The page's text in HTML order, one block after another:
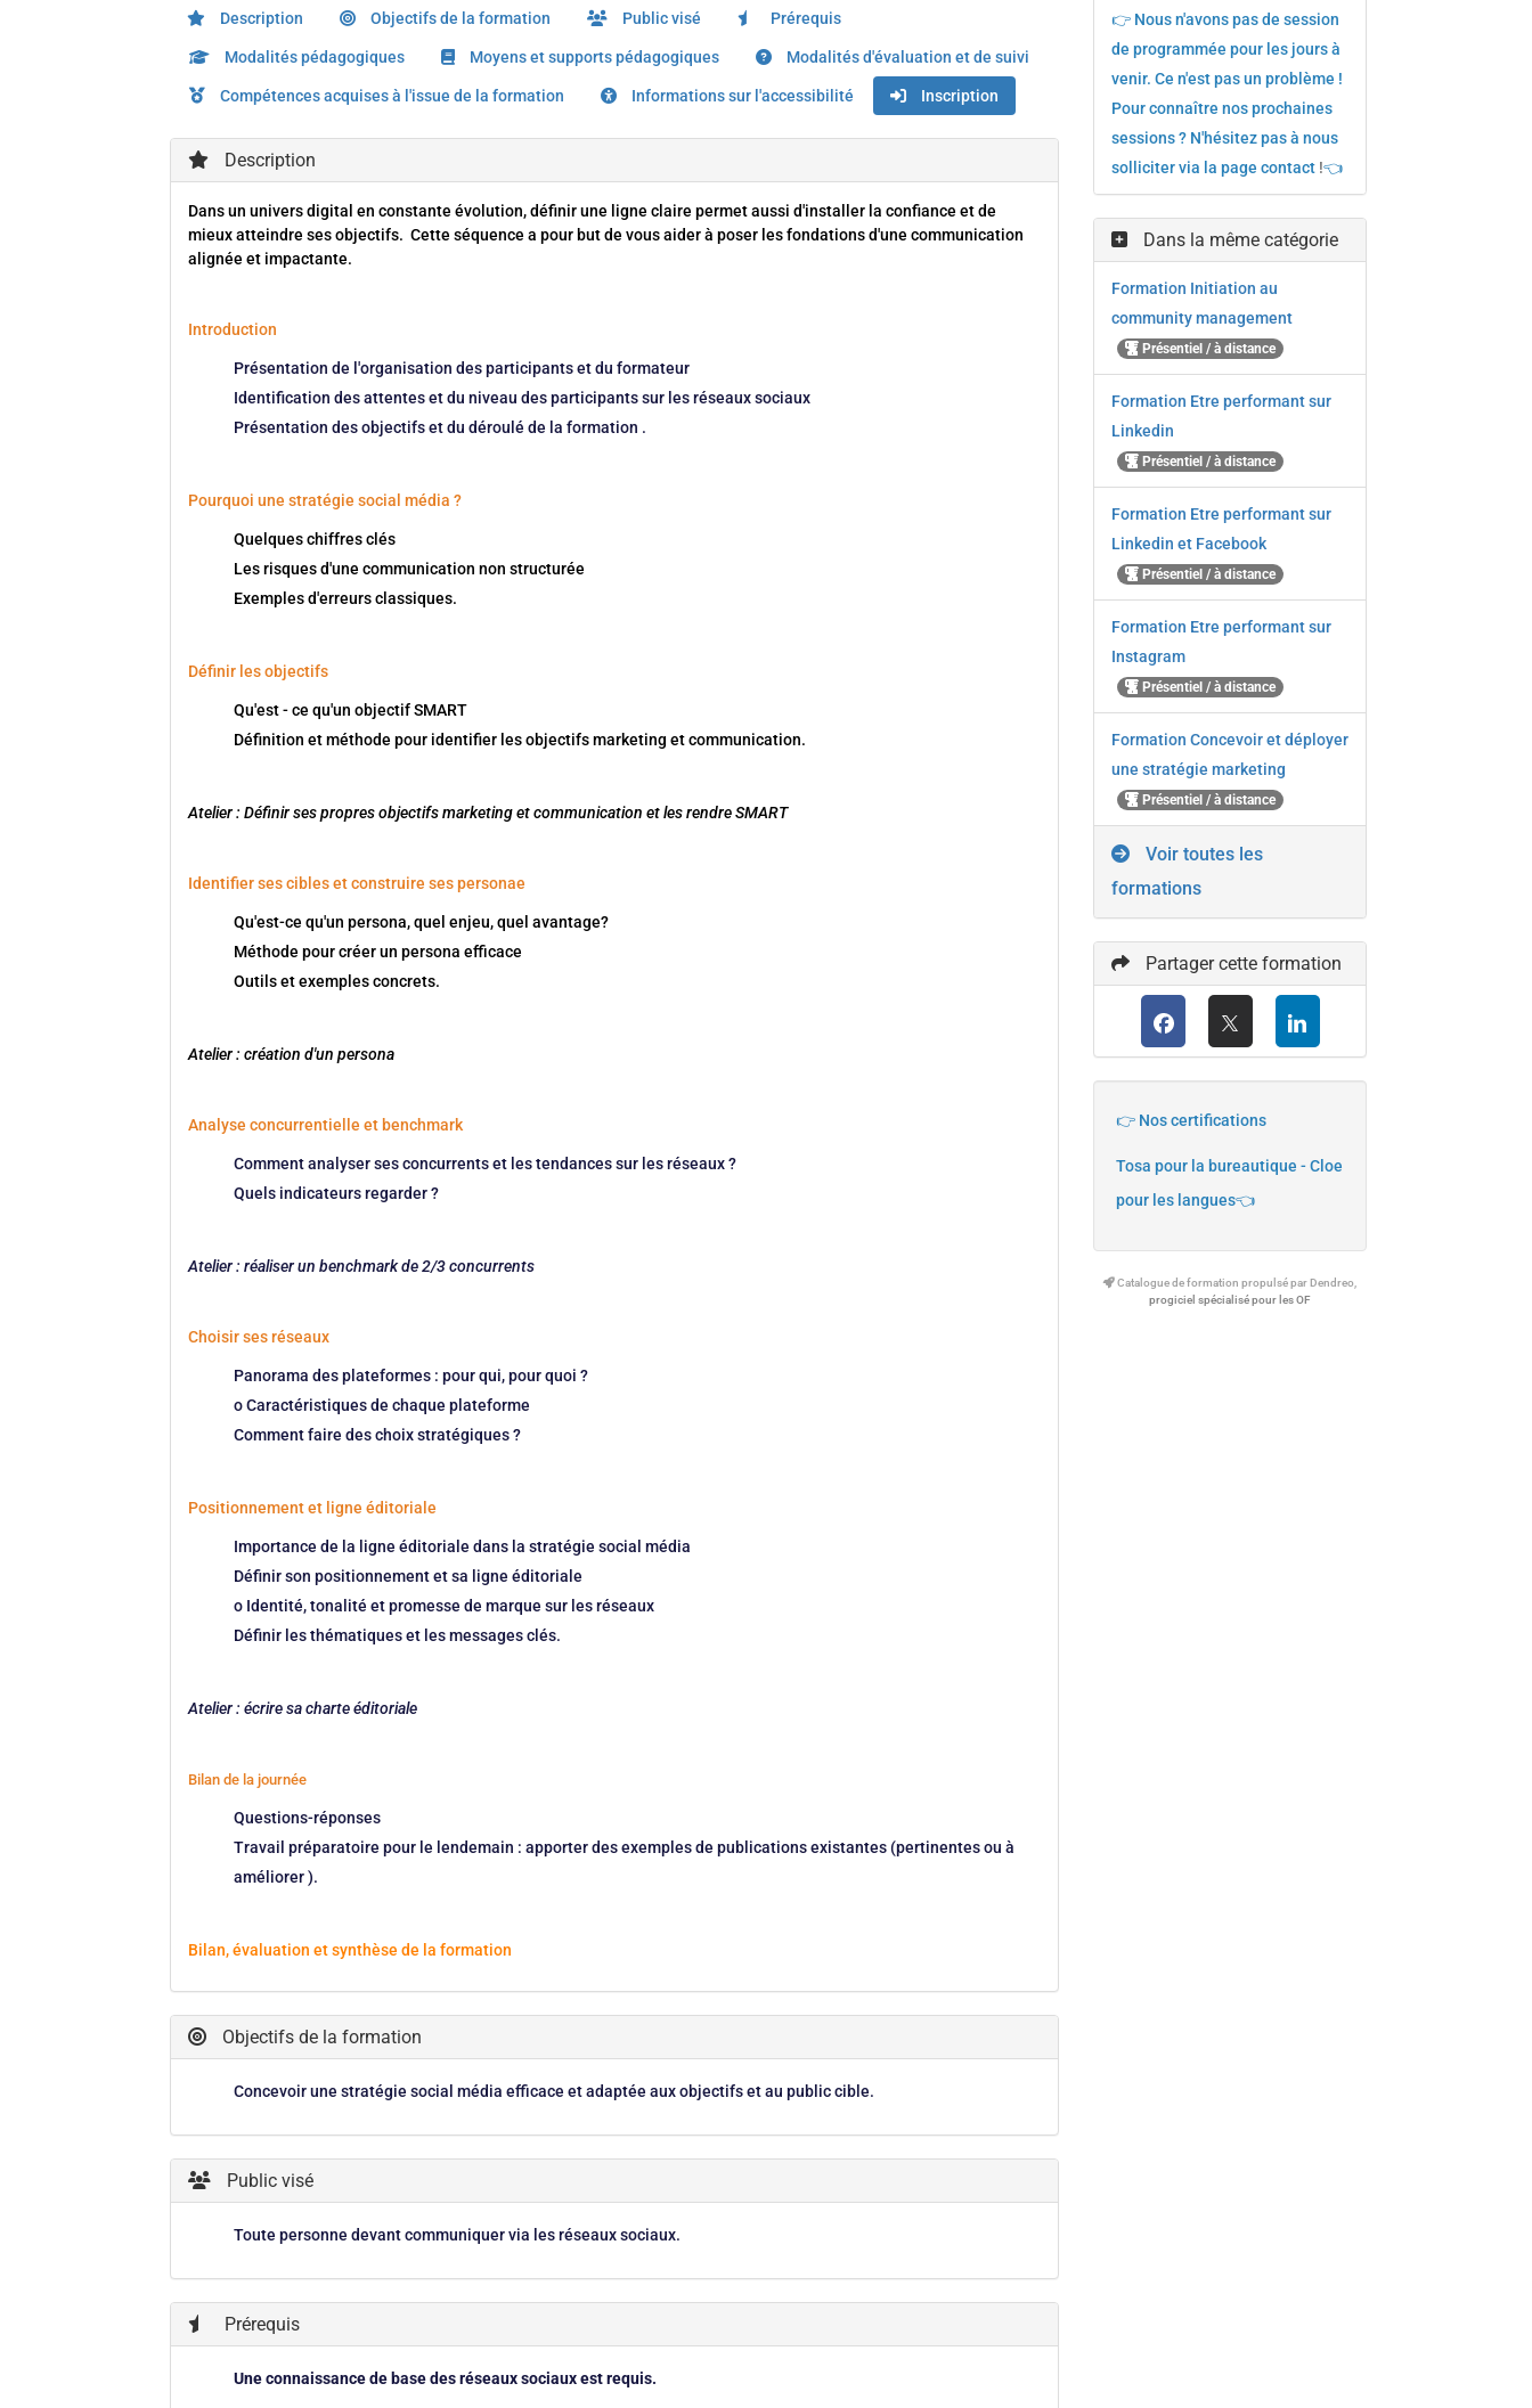
Description Objectifs de la formation Public visé Prérequis
Modalités pédagogiques Moyens et supports pédagogiques Modalités d'évaluation et de suivi
Compétences acquises à l'issue de la formation Informations sur l'accessibilité Inscription
Description
Dans un univers digital en constante évolution, définir une ligne claire permet aussi d'installer la confiance et de
mieux atteindre ses objectifs. Cette séquence a pour but de vous aider à poser les fondations d'une communication
alignée et impactante.
Introduction
Présentation de l'organisation des participants et du formateur
Identification des attentes et du niveau des participants sur les réseaux sociaux
Présentation des objectifs et du déroulé de la formation .
Pourquoi une stratégie social média ?
Quelques chiffres clés
Les risques d'une communication non structurée
Exemples d'erreurs classiques.
Définir les objectifs
Qu'est - ce qu'un objectif SMART
Définition et méthode pour identifier les objectifs marketing et communication.
Atelier : Définir ses propres objectifs marketing et communication et les rendre SMART
Identifier ses cibles et construire ses personae
Qu'est-ce qu'un persona, quel enjeu, quel avantage?
Méthode pour créer un persona efficace
Outils et exemples concrets.
Atelier : création d'un persona
Analyse concurrentielle et benchmark
Comment analyser ses concurrents et les tendances sur les réseaux ?
Quels indicateurs regarder ?
Atelier : réaliser un benchmark de 2/3 concurrents
Choisir ses réseaux
Panorama des plateformes : pour qui, pour quoi ?
o Caractéristiques de chaque plateforme
Comment faire des choix stratégiques ?
Positionnement et ligne éditoriale
Importance de la ligne éditoriale dans la stratégie social média
Définir son positionnement et sa ligne éditoriale
o Identité, tonalité et promesse de marque sur les réseaux
Définir les thématiques et les messages clés.
Atelier : écrire sa charte éditoriale
Bilan de la journée
Questions-réponses
Travail préparatoire pour le lendemain : apporter des exemples de publications existantes (pertinentes ou à
améliorer ).
Bilan, évaluation et synthèse de la formation
Objectifs de la formation
Concevoir une stratégie social média efficace et adaptée aux objectifs et au public cible.
Public visé
Toute personne devant communiquer via les réseaux sociaux.
Prérequis
Une connaissance de base des réseaux sociaux est requis.
👉 Nous n'avons pas de session
de programmée pour les jours à
venir. Ce n'est pas un problème !
Pour connaître nos prochaines
sessions ? N'hésitez pas à nous
solliciter via la page contact !👈
Dans la même catégorie
Formation Initiation au
community management
Présentiel / à distance
Formation Etre performant sur
Linkedin
Présentiel / à distance
Formation Etre performant sur
Linkedin et Facebook
Présentiel / à distance
Formation Etre performant sur
Instagram
Présentiel / à distance
Formation Concevoir et déployer
une stratégie marketing
Présentiel / à distance
Voir toutes les
formations
Partager cette formation
👉 Nos certifications
Tosa pour la bureautique - Cloe
pour les langues👈
Catalogue de formation propulsé par Dendreo,
progiciel spécialisé pour les OF